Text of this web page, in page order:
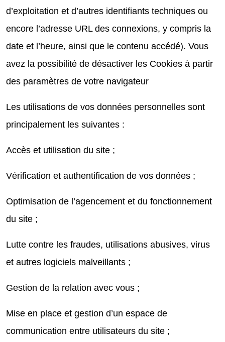
d’exploitation et d’autres identifiants techniques ou
encore l’adresse URL des connexions, y compris la
date et l’heure, ainsi que le contenu accédé). Vous
avez la possibilité de désactiver les Cookies à partir
des paramètres de votre navigateur
Les utilisations de vos données personnelles sont
principalement les suivantes :
Accès et utilisation du site ;
Vérification et authentification de vos données ;
Optimisation de l’agencement et du fonctionnement
du site ;
Lutte contre les fraudes, utilisations abusives, virus
et autres logiciels malveillants ;
Gestion de la relation avec vous ;
Mise en place et gestion d’un espace de
communication entre utilisateurs du site ;